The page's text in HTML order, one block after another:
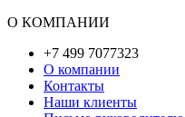
О КОМПАНИИ
+7 499 7077323
О компании
Контакты
Наши клиенты